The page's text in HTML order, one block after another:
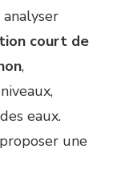
court de
,
eaux.
une